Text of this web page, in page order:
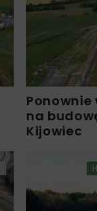
na
Kijowiec